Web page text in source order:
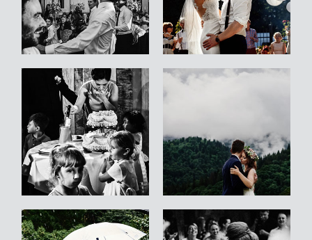
© COPYRIGHT ŁUKASZ OSTROWSKI